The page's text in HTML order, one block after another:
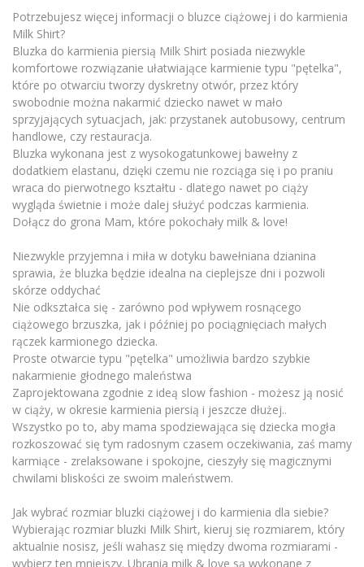
Potrzebujesz więcej informacji o bluzce ciążowej i do karmienia
Milk Shirt?
Bluzka do karmienia piersią Milk Shirt posiada niezwykle
komfortowe rozwiązanie ułatwiające karmienie typu "pętelka",
które po otwarciu tworzy dyskretny otwór, przez który
swobodnie można nakarmić dziecko nawet w mało
sprzyjających sytuacjach, jak: przystanek autobusowy, centrum
handlowe, czy restauracja.
Bluzka wykonana jest z wysokogatunkowej bawełny z
dodatkiem elastanu, dzięki czemu nie rozciąga się i po praniu
wraca do pierwotnego kształtu - dlatego nawet po ciąży
wygląda świetnie i może dalej służyć podczas karmienia.
Dołącz do grona Mam, które pokochały milk & love!
Niezwykle przyjemna i miła w dotyku bawełniana dzianina
sprawia, że bluzka będzie idealna na cieplejsze dni i pozwoli
skórze oddychać
Nie odkształca się - zarówno pod wpływem rosnącego
ciążowego brzuszka, jak i później po pociągnięciach małych
rączek karmionego dziecka.
Proste otwarcie typu "pętelka" umożliwia bardzo szybkie
nakarmienie głodnego maleństwa
Zaprojektowana zgodnie z ideą slow fashion - możesz ją nosić
w ciąży, w okresie karmienia piersią i jeszcze dłużej..
Wszystko po to, aby mama spodziewająca się dziecka mogła
rozkoszować się tym radosnym czasem oczekiwania, zaś mamy
karmiące - zrelaksowane i spokojne, cieszyły się magicznymi
chwilami bliskości ze swoim maleństwem.
Jak wybrać rozmiar bluzki ciążowej i do karmienia dla siebie?
Wybierając rozmiar bluzki Milk Shirt, kieruj się rozmiarem, który
aktualnie nosisz, jeśli wahasz się między dwoma rozmiarami -
wybierz ten mniejszy. Ubrania milk & love są wykonane z